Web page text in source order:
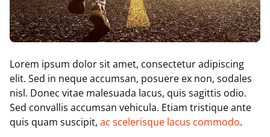
Lorem ipsum dolor sit amet, consectetur adipiscing
elit. Sed in neque accumsan, posuere ex non, sodales
nisl. Donec vitae malesuada lacus, quis sagittis odio.
Sed convallis accumsan vehicula. Etiam tristique ante
quis quam suscipit, ac scelerisque lacus commodo.